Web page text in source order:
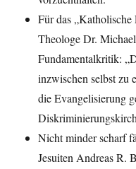
Für das
Theologe Dr.
Fundamentalkritik:
inzwischen selbst zu
die Evangelisierung
Nicht minder scharf
Jesuiten Andreas R.